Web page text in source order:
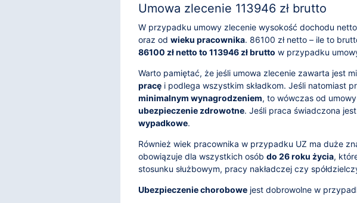
Umowa zlecenie 113946 zł brutto
W przypadku umowy zlecenie wysokość dochodu
oraz od wieku pracownika. 86100 zł netto – ile to
86100 zł netto to 113946 zł brutto w przypadku
Warto pamiętać, że jeśli umowa zlecenie zawarta jest
pracę i podlega wszystkim składkom. Jeśli natomiast
minimalnym wynagrodzeniem, to wówczas od
ubezpieczenie zdrowotne. Jeśli praca świadczona
wypadkowe.
Również wiek pracownika w przypadku UZ ma duże
obowiązuje dla wszystkich osób do 26 roku życia,
stosunku służbowym, pracy nakładczej czy
Ubezpieczenie chorobowe jest dobrowolne w